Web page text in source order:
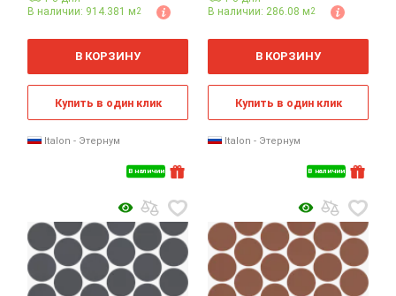
В наличии
В наличии: 914.381 м2
м
В КОРЗИНУ
Купить в один клик
Italon - Этернум
В наличии
В наличии: 286.08 м2
м
В КОРЗИНУ
Купить в один клик
Italon - Этернум